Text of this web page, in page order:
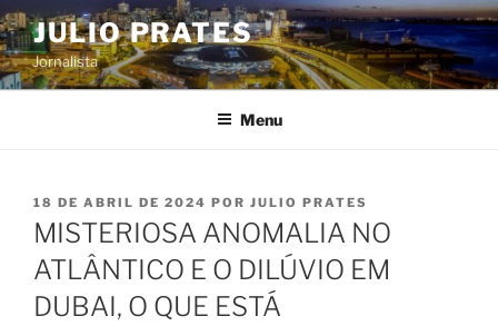
Pular
para
o
conteúdo
JULIO PRATES
Jornalista
Menu
PUBLICADO
EM
18 DE ABRIL DE 2024 POR JULIO PRATES
MISTERIOSA ANOMALIA NO
ATLÂNTICO E O DILÚVIO EM
DUBAI, O QUE ESTÁ